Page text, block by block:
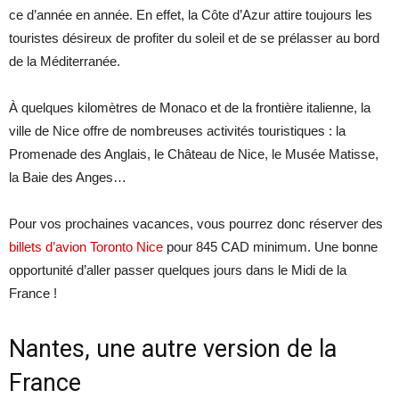
ce d’année en année. En effet, la Côte d’Azur attire toujours les
touristes désireux de profiter du soleil et de se prélasser au bord
de la Méditerranée.
À quelques kilomètres de Monaco et de la frontière italienne, la
ville de Nice offre de nombreuses activités touristiques : la
Promenade des Anglais, le Château de Nice, le Musée Matisse,
la Baie des Anges…
Pour vos prochaines vacances, vous pourrez donc réserver des
billets d’avion Toronto Nice pour 845 CAD minimum. Une bonne
opportunité d’aller passer quelques jours dans le Midi de la
France !
Nantes, une autre version de la
France